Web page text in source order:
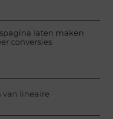
laten maken
conversies
van lineaire